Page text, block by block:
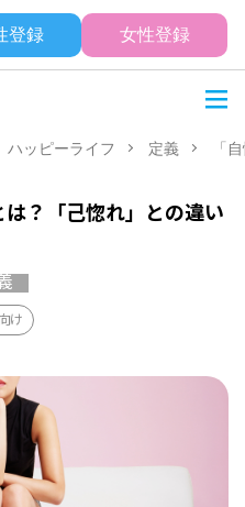
登録 女性登録
ハッピーライフ 定義 「
は？「己惚れ」との違い
け